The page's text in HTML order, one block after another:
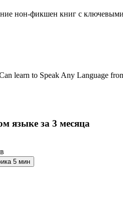
нон-фикшен книг с
learn to Speak Any Language
языке за 3 месяца
5 мин